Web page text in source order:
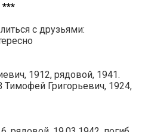
***
с друзьями:
1912, рядовой, 1941.
Григорьевич, 1924,